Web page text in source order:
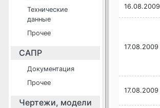
Технические
данные
Прочее
САПР
Документация
Прочее
Чертежи, модели
16.08.2009
17.08.2009
17.08.2009